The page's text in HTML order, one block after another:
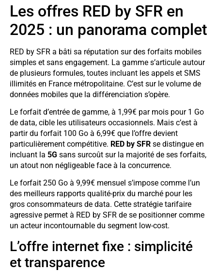
Les offres RED by SFR en
2025 : un panorama complet
RED by SFR a bâti sa réputation sur des forfaits mobiles
simples et sans engagement. La gamme s’articule autour
de plusieurs formules, toutes incluant les appels et SMS
illimités en France métropolitaine. C’est sur le volume de
données mobiles que la différenciation s’opère.
Le forfait d’entrée de gamme, à 1,99€ par mois pour 1 Go
de data, cible les utilisateurs occasionnels. Mais c’est à
partir du forfait 100 Go à 6,99€ que l’offre devient
particulièrement compétitive. RED by SFR se distingue en
incluant la 5G sans surcoût sur la majorité de ses forfaits,
un atout non négligeable face à la concurrence.
Le forfait 250 Go à 9,99€ mensuel s’impose comme l’un
des meilleurs rapports qualité-prix du marché pour les
gros consommateurs de data. Cette stratégie tarifaire
agressive permet à RED by SFR de se positionner comme
un acteur incontournable du segment low-cost.
L’offre internet fixe : simplicité
et transparence